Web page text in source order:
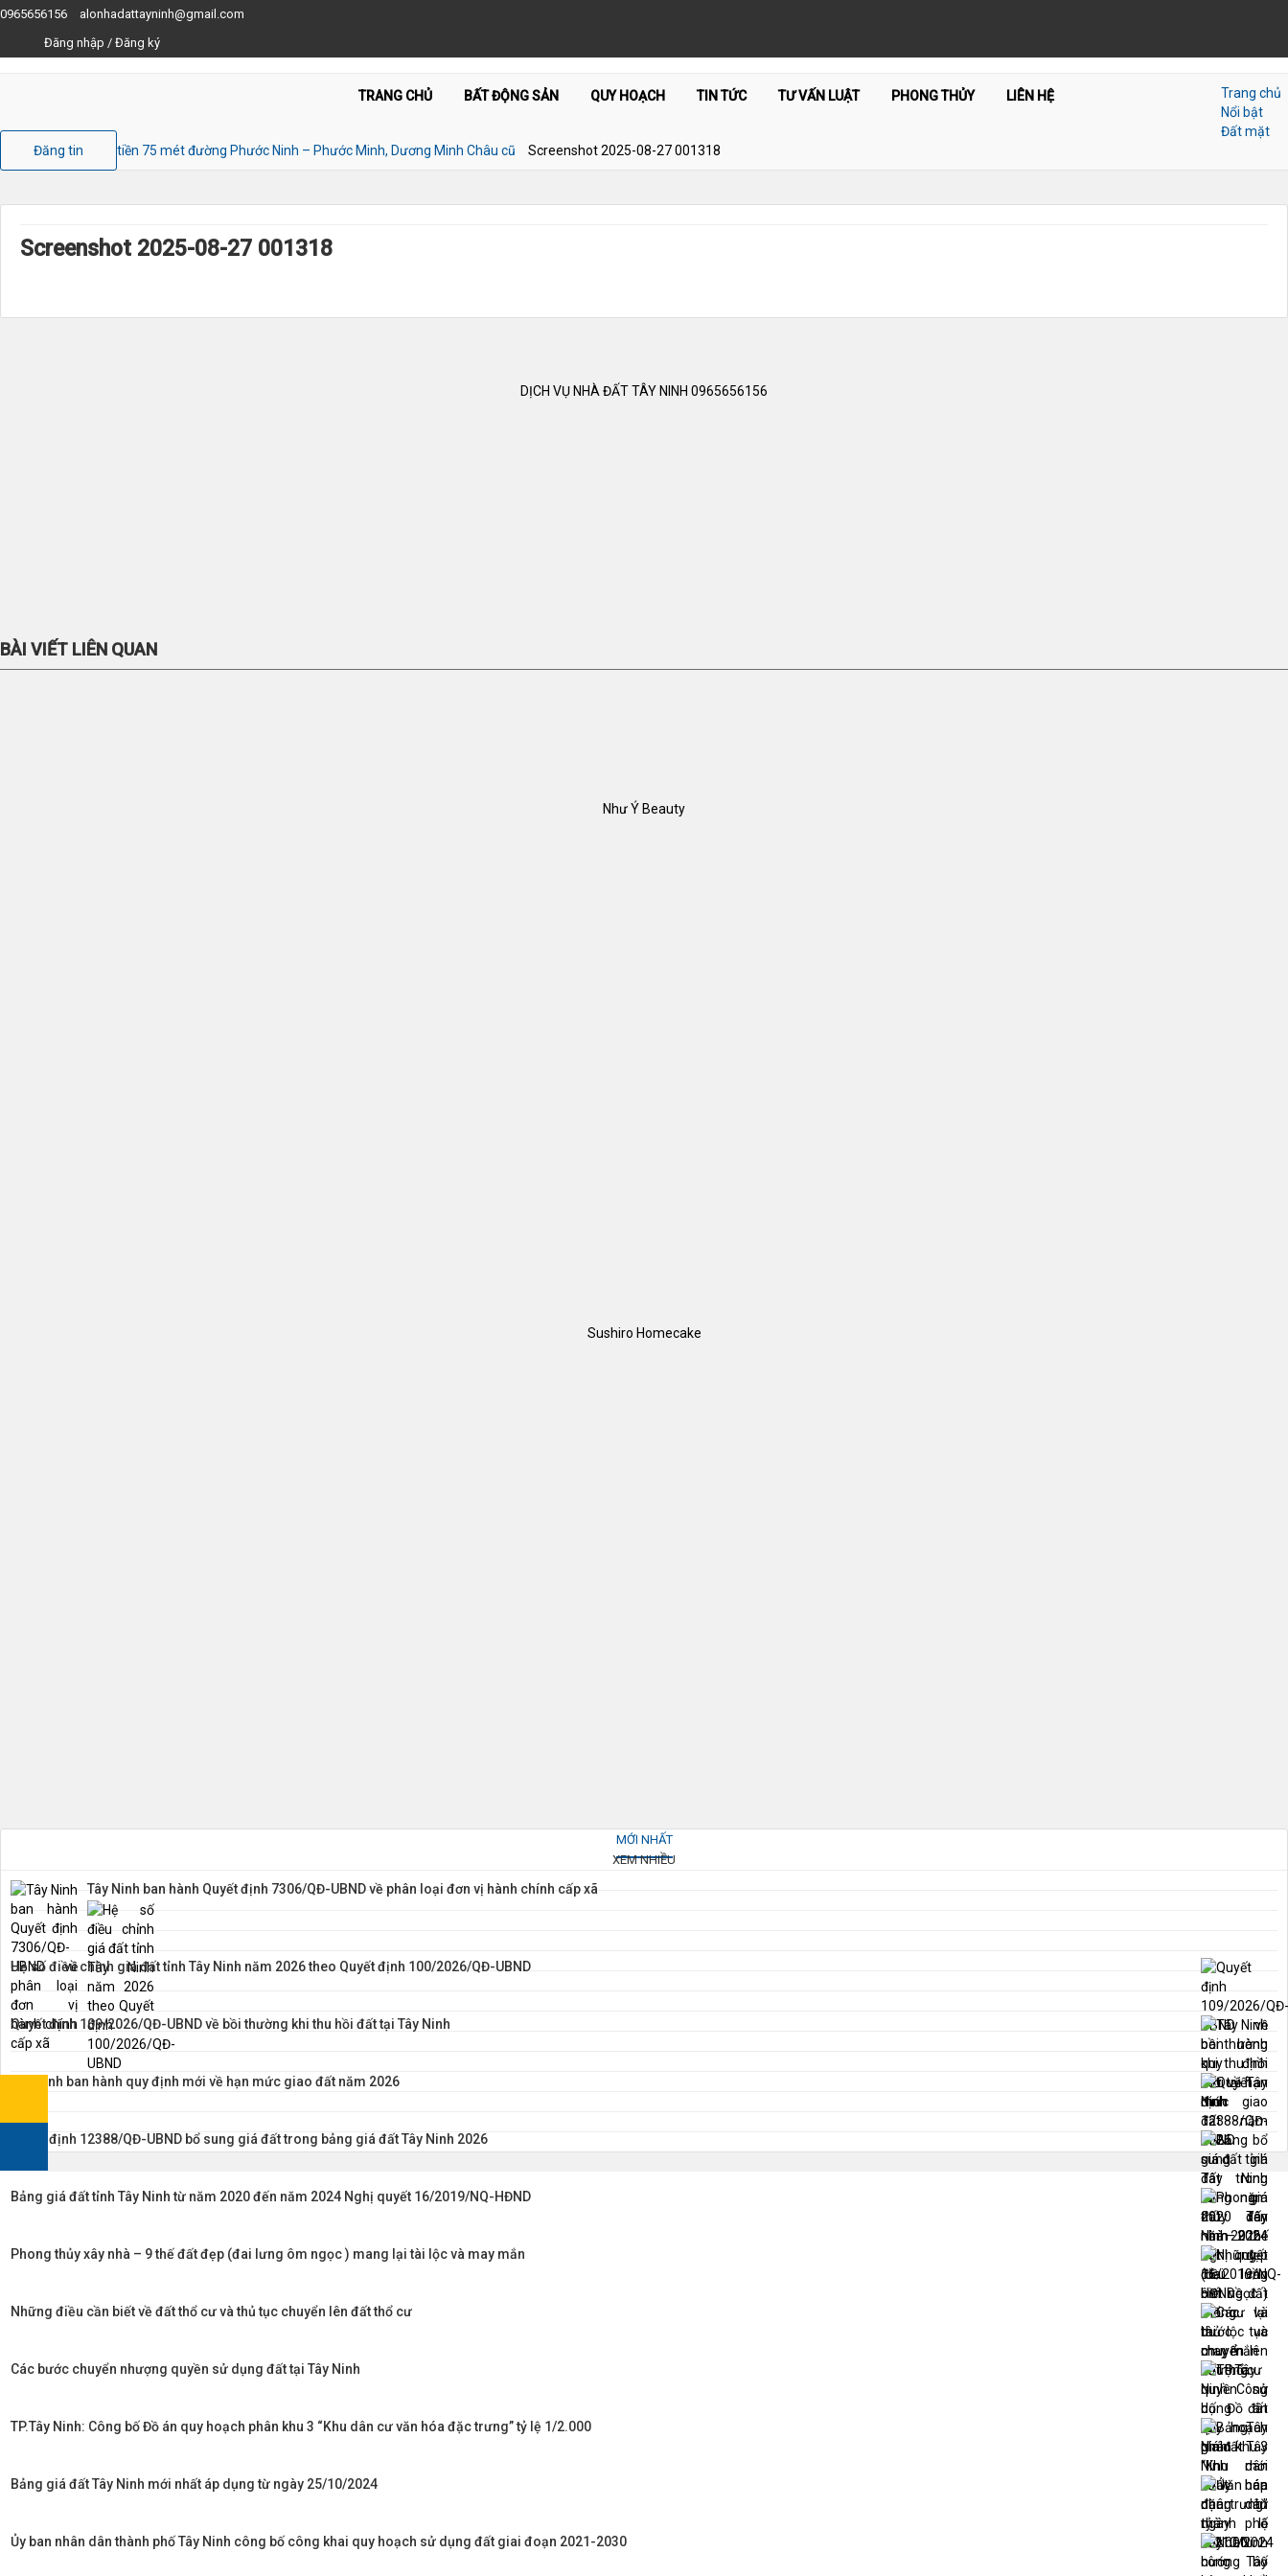
0965656156
alonhadattayninh@gmail.com
Đăng nhập / Đăng ký
TRANG CHỦ BẤT ĐỘNG SẢN QUY HOẠCH TIN TỨC TƯ VẤN LUẬT PHONG THỦY LIÊN HỆ
Đăng tin
Trang chủ
Nổi bật
Đất mặt
tiền 75 mét đường Phước Ninh – Phước Minh, Dương Minh Châu cũ
Screenshot 2025-08-27 001318
Screenshot 2025-08-27 001318
DỊCH VỤ NHÀ ĐẤT TÂY NINH 0965656156
BÀI VIẾT LIÊN QUAN
Như Ý Beauty
Sushiro Homecake
MỚI NHẤT
XEM NHIỀU
Tây Ninh ban hành Quyết định 7306/QĐ-UBND về phân loại đơn vị hành chính cấp xã
Hệ số điều chỉnh giá đất tỉnh Tây Ninh năm 2026 theo Quyết định 100/2026/QĐ-UBND
Quyết định 109/2026/QĐ-UBND về bồi thường khi thu hồi đất tại Tây Ninh
Tây Ninh ban hành quy định mới về hạn mức giao đất năm 2026
Quyết định 12388/QĐ-UBND bổ sung giá đất trong bảng giá đất Tây Ninh 2026
Bảng giá đất tỉnh Tây Ninh từ năm 2020 đến năm 2024 Nghị quyết 16/2019/NQ-HĐND
Phong thủy xây nhà – 9 thế đất đẹp (đai lưng ôm ngọc ) mang lại tài lộc và may mắn
Những điều cần biết về đất thổ cư và thủ tục chuyển lên đất thổ cư
Các bước chuyển nhượng quyền sử dụng đất tại Tây Ninh
TP.Tây Ninh: Công bố Đồ án quy hoạch phân khu 3 “Khu dân cư văn hóa đặc trưng” tỷ lệ 1/2.000
Bảng giá đất Tây Ninh mới nhất áp dụng từ ngày 25/10/2024
Ủy ban nhân dân thành phố Tây Ninh công bố công khai quy hoạch sử dụng đất giai đoạn 2021-2030